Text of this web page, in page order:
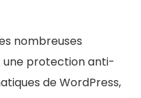
nombreuses
une protection anti-
de WordPress,